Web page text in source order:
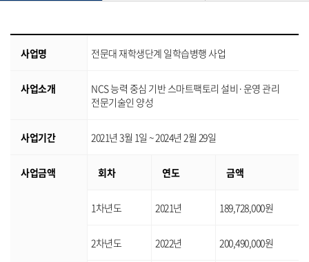
사업명 전문대 재학생단계 일학습병행 사업
사업소개
NCS 능력 중심 기반 스마트팩토리 설비·운영 관리
전문기술인 양성
사업기간 2021년 3월 1일 ~ 2024년 2월 29일
사업금액 회차 연도 금액
1차년도 2021년 189,728,000원
2차년도 2022년 200,490,000원